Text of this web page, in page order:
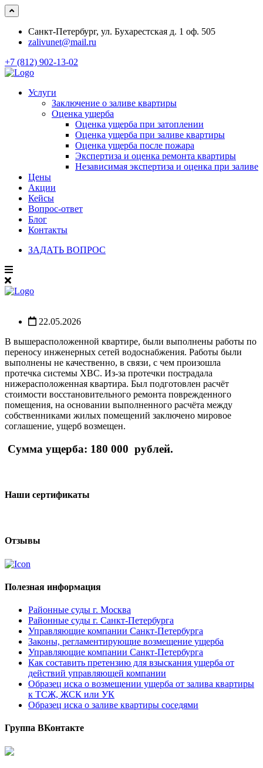
Санкт-Петербург, ул. Бухарестская д. 1 оф. 505
zalivunet@mail.ru
+7 (812) 902-13-02
Услуги
Заключение о заливе квартиры
Оценка ущерба
Оценка ущерба при затоплении
Оценка ущерба при заливе квартиры
Оценка ущерба после пожара
Экспертиза и оценка ремонта квартиры
Независимая экспертиза и оценка при заливе
Цены
Акции
Кейсы
Вопрос-ответ
Блог
Контакты
ЗАДАТЬ ВОПРОС
22.05.2026
В вышерасположенной квартире, были выполнены работы по
переносу инженерных сетей водоснабжения. Работы были
выполнены не качественно, в связи, с чем произошла
протечка системы ХВС. Из-за протечки пострадала
нижерасположенная квартира. Был подготовлен расчёт
стоимости восстановительного ремонта поврежденного
помещения, на основании выполненного расчёта между
собственниками жилых помещений заключено мировое
соглашение, ущерб возмещен.
Сумма ущерба: 180 000 рублей.
Наши сертификаты
Отзывы
Полезная информация
Районные суды г. Москва
Районные суды г. Санкт-Петербурга
Управляющие компании Санкт-Петербурга
Законы, регламентирующие возмещение ущерба
Управляющие компании Санкт-Петербурга
Как составить претензию для взыскания ущерба от
действий управляющей компании
Образец иска о возмещении ущерба от залива квартиры
к ТСЖ, ЖСК или УК
Образец иска о заливе квартиры соседями
Группа ВКонтакте